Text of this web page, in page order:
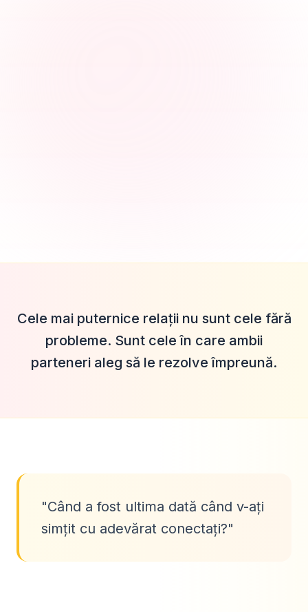
Cele mai puternice relații nu sunt cele fără
probleme. Sunt cele în care ambii
parteneri aleg să le rezolve împreună.
"Când a fost ultima dată când v-ați
simțit cu adevărat conectați?"